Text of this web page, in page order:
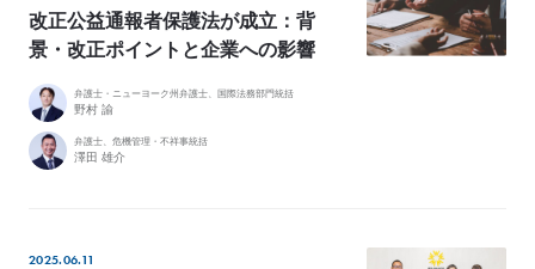
改正公益通報者保護法が成立：背
景・改正ポイントと企業への影響
弁護士・ニューヨーク州弁護士、国際法務部門統括
野村 諭
弁護士、危機管理・不祥事統括
澤田 雄介
2025.06.11